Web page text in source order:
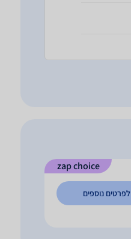
zap choice
לפרטים נוספים